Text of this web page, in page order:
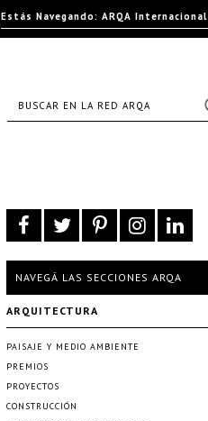
NAVEGÁ LAS SECCIONES ARQA
ARQUITECTURA
PAISAJE Y MEDIO AMBIENTE
PREMIOS
PROYECTOS
CONSTRUCCIÓN
Estás Navegando: ARQA Internacional